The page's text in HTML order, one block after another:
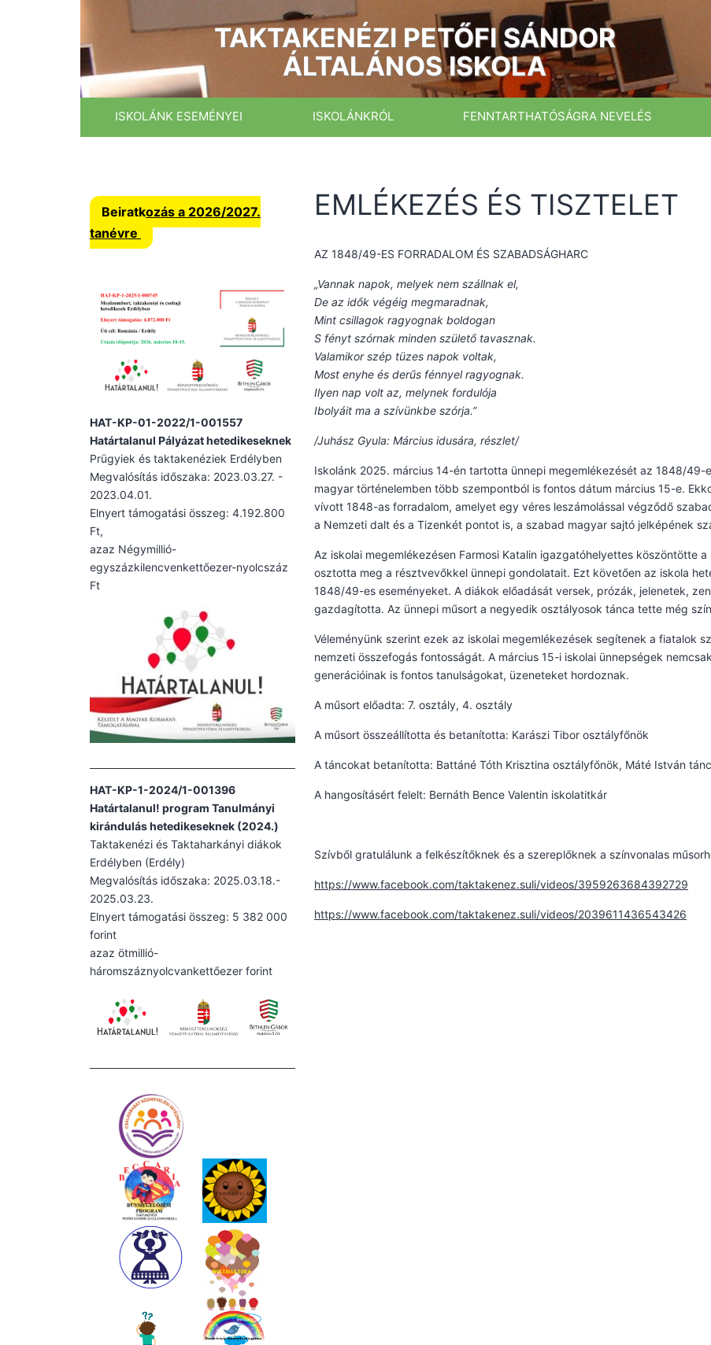
TAKTAKENÉZI PETŐFI SÁNDOR
ÁLTALÁNOS ISKOLA
ISKOLÁNK ESEMÉNYEI ISKOLÁNKRÓL FENNTARTHATÓSÁGRA NEVELÉS
Beiratkozás a 2026/2027.
tanévre
HAT-KP-01-2022/1-001557
Határtalanul Pályázat hetedikeseknek
Prügyiek és taktakenéziek Erdélyben
Megvalósítás időszaka: 2023.03.27. -
2023.04.01.
Elnyert támogatási összeg: 4.192.800
Ft,
azaz Négymillió-
egyszázkilencvenkettőezer-nyolcszáz
Ft
HAT-KP-1-2024/1-001396
Határtalanul! program Tanulmányi
kirándulás hetedikeseknek (2024.)
Taktakenézi és Taktaharkányi diákok
Erdélyben (Erdély)
Megvalósítás időszaka: 2025.03.18.-
2025.03.23.
Elnyert támogatási összeg: 5 382 000
forint
azaz ötmillió-
háromszáznyolcvankettőezer forint
EMLÉKEZÉS ÉS TISZTELET
AZ 1848/49-ES FORRADALOM ÉS SZABADSÁGHARC
„Vannak napok, melyek nem szállnak el,
De az idők végéig megmaradnak,
Mint csillagok ragyognak boldogan
S fényt szórnak minden születő tavasznak.
Valamikor szép tüzes napok voltak,
Most enyhe és derűs fénnyel ragyognak.
Ilyen nap volt az, melynek fordulója
Ibolyáit ma a szívünkbe szórja.”
/Juhász Gyula: Március idusára, részlet/
Iskolánk 2025. március 14-én tartotta ünnepi megemlékezését az 1848/
magyar történelemben több szempontból is fontos dátum március 15-e.
vívott 1848-as forradalom, amelyet egy véres leszámolással végződő
a Nemzeti dalt és a Tizenkét pontot is, a szabad magyar sajtó jelképének
Az iskolai megemlékezésen Farmosi Katalin igazgatóhelyettes köszöntötte
osztotta meg a résztvevőkkel ünnepi gondolatait. Ezt követően az iskola
1848/49-es eseményeket. A diákok előadását versek, prózák, jelenetek,
gazdagította. Az ünnepi műsort a negyedik osztályosok tánca tette még
Véleményünk szerint ezek az iskolai megemlékezések segítenek a fiatalok
nemzeti összefogás fontosságát. A március 15-i iskolai ünnepségek
generációinak is fontos tanulságokat, üzeneteket hordoznak.
A műsort előadta: 7. osztály, 4. osztály
A műsort összeállította és betanította: Karászi Tibor osztályfőnök
A táncokat betanította: Battáné Tóth Krisztina osztályfőnök, Máté István
A hangosításért felelt: Bernáth Bence Valentin iskolatitkár
Szívből gratulálunk a felkészítőknek és a szereplőknek a színvonalas
https://www.facebook.com/taktakenez.suli/videos/3959263684392729
https://www.facebook.com/taktakenez.suli/videos/2039611436543426